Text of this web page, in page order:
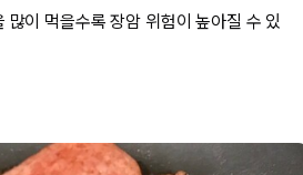
많이 먹을수록 장암 위험이 높아질 수 있